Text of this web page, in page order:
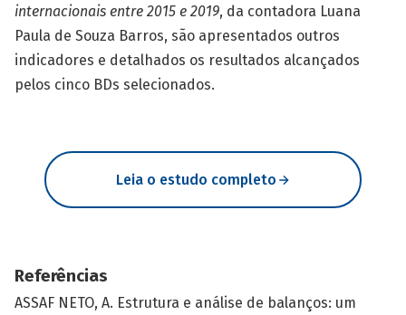
internacionais entre 2015 e 2019, da contadora Luana
Paula de Souza Barros, são apresentados outros
indicadores e detalhados os resultados alcançados
pelos cinco BDs selecionados.
Leia o estudo completo
Referências
ASSAF NETO, A. Estrutura e análise de balanços: um